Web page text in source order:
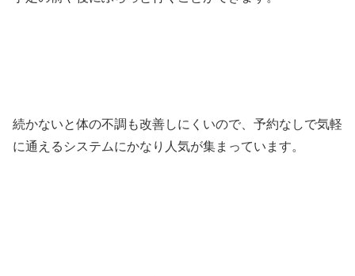
続かないと体の不調も改善しにくいので、予約なしで気軽
に通えるシステムにかなり人気が集まっています。